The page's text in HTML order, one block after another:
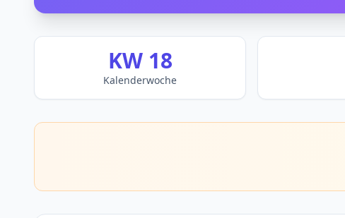
KW 18
Kalenderwoche